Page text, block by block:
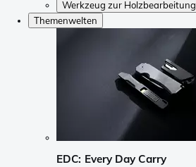
Werkzeug zur Holzbearbeitung
Themenwelten
EDC: Every Day Carry